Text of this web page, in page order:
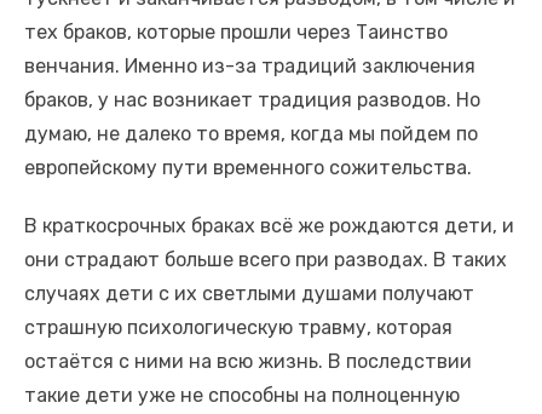
тех браков, которые прошли через Таинство
венчания. Именно из-за традиций заключения
браков, у нас возникает традиция разводов. Но
думаю, не далеко то время, когда мы пойдем по
европейскому пути временного сожительства.
В краткосрочных браках всё же рождаются дети, и
они страдают больше всего при разводах. В таких
случаях дети с их светлыми душами получают
страшную психологическую травму, которая
остаётся с ними на всю жизнь. В последствии
такие дети уже не способны на полноценную